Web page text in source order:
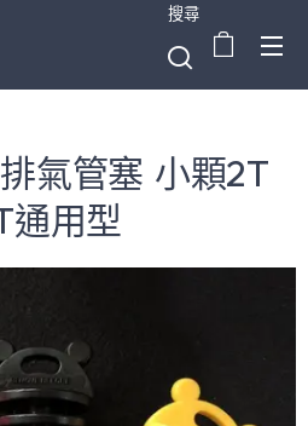
搜尋
氣管塞 小顆2T
通用型